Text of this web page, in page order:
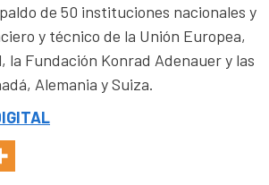
de 50 instituciones nacionales y
y técnico de la Unión Europea,
la Fundación Konrad Adenauer y las
Alemania y Suiza.